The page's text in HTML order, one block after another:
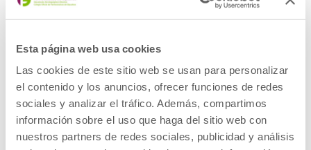
Esta página web usa cookies
Las cookies de este sitio web se usan para personalizar
el contenido y los anuncios, ofrecer funciones de redes
sociales y analizar el tráfico. Además, compartimos
información sobre el uso que haga del sitio web con
nuestros partners de redes sociales, publicidad y análisis
MG CAPSULAS DURAS EFG , 14 cápsulas
CODIGO NACIONAL: 697584
– Lote: LC84020, fecha de caducidad
31/05/2026
– Lote: LC84022, fecha de caducidad
31/05/2026
DESCRIPCIÓN DEL DEFECTO: En el prospecto
se indica por error el doble de la dosis
recomendada para la indicación de
Tratamiento continuo para las infecciones